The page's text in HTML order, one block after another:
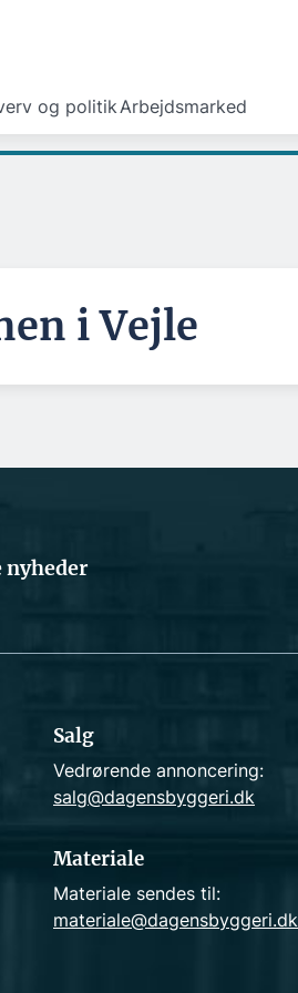
og politikArbejdsmarked
i Vejle
nyheder
Salg
Vedrørende annoncering:
salg@dagensbyggeri.dk
Materiale
Materiale sendes til:
materiale@dagensbyggeri.dk